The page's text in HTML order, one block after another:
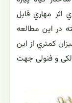
اثر مهاري قابل
در این مطالعه
کمتري از این
و فنولی جهت